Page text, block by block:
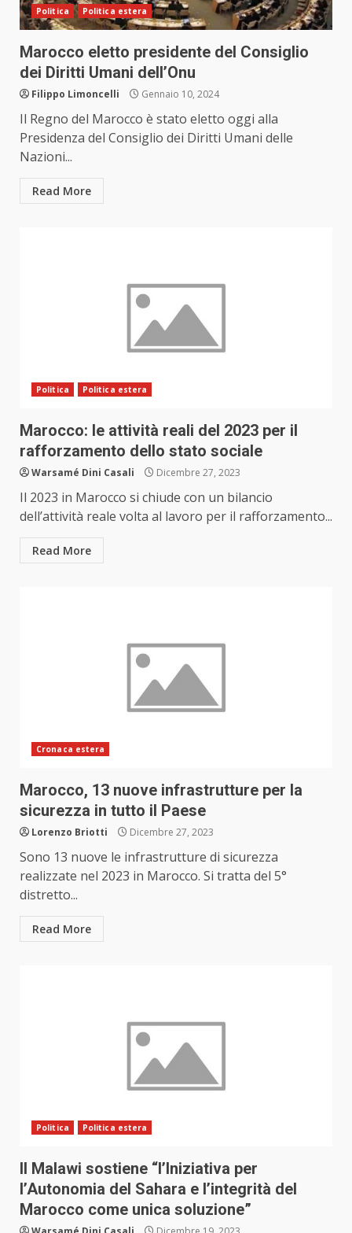
Politica Politica estera
Marocco eletto presidente del Consiglio
dei Diritti Umani dell’Onu
Filippo Limoncelli Gennaio 10, 2024
Il Regno del Marocco è stato eletto oggi alla
Presidenza del Consiglio dei Diritti Umani delle
Nazioni...
Read More
Politica Politica estera
Marocco: le attività reali del 2023 per il
rafforzamento dello stato sociale
Warsamé Dini Casali Dicembre 27, 2023
Il 2023 in Marocco si chiude con un bilancio
dell’attività reale volta al lavoro per il rafforzamento...
Read More
Cronaca estera
Marocco, 13 nuove infrastrutture per la
sicurezza in tutto il Paese
Lorenzo Briotti Dicembre 27, 2023
Sono 13 nuove le infrastrutture di sicurezza
realizzate nel 2023 in Marocco. Si tratta del 5°
distretto...
Read More
Politica Politica estera
Il Malawi sostiene “l’Iniziativa per
l’Autonomia del Sahara e l’integrità del
Marocco come unica soluzione”